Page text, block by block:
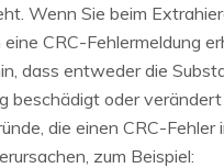
Wenn Sie beim
CRC-Fehlermeldung
dass entweder die
beschädigt oder
die einen CRC-Fehler
zum Beispiel: